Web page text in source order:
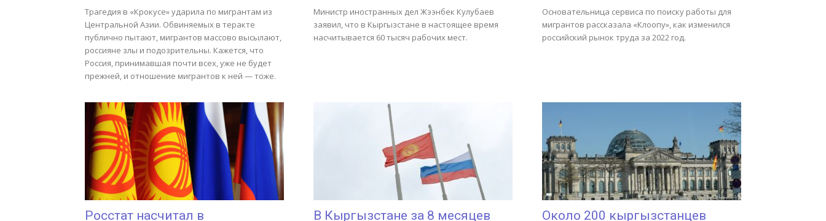
Трагедия в «Крокусе» ударила по мигрантам из
Центральной Азии. Обвиняемых в теракте
публично пытают, мигрантов массово высылают,
россияне злы и подозрительны. Кажется, что
Россия, принимавшая почти всех, уже не будет
прежней, и отношение мигрантов к ней — тоже.
Министр иностранных дел Жээнбек Кулубаев
заявил, что в Кыргызстане в настоящее время
насчитывается 60 тысяч рабочих мест.
Основательница сервиса по поиску работы для
мигрантов рассказала «Клоопу», как изменился
российский рынок труда за 2022 год.
Росстат насчитал в В Кыргызстане за 8 месяцев Около 200 кыргызстанцев